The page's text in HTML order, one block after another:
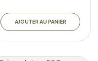
AJOUTER AU PANIER